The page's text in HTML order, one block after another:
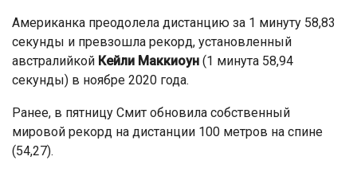
Американка преодолела дистанцию за 1 минуту 58,83
секунды и превзошла рекорд, установленный
австралийкой Кейли Маккиоун (1 минута 58,94
секунды) в ноябре 2020 года.
Ранее, в пятницу Смит обновила собственный
мировой рекорд на дистанции 100 метров на спине
(54,27).